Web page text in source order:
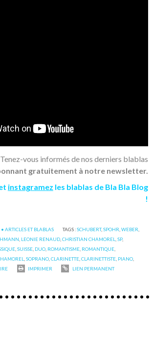
Tenez-vous informés de nos derniers blablas
gratuitement à notre newsletter.
instagramez les blablas de Bla Bla Blog
!
• ARTICLES ET BLABLAS TAGS :SCHUBERT,SPOHR ,WEBER
LEONIE RENAUD ,CHRISTIAN CHAMOREL ,SP,
,SUISSE DUO ROMANTISME ROMANTIQUE
,SOPRANO ,CLARINETTE ,CLARINETTISTE PIANO
IMPRIMER LIEN PERMANENT